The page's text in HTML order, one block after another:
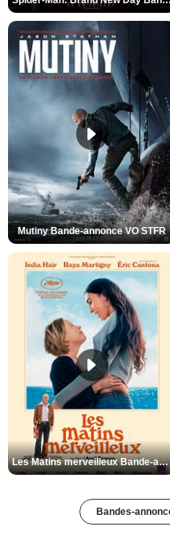
Mutiny Bande-annonce VO STFR
Les Matins merveilleux Bande-annonce VF
Bandes-